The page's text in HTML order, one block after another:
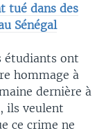
tué dans des
Sénégal
étudiants ont
hommage à
dernière à
ils veulent
ce crime ne